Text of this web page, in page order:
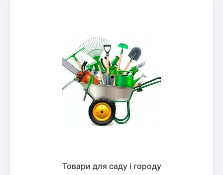
Товари для саду і городу